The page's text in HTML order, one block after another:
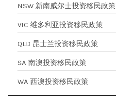
NSW 新南威尔士投资移民政策
VIC 维多利亚投资移民政策
QLD 昆士兰投资移民政策
SA 南澳投资移民政策
WA 西澳投资移民政策